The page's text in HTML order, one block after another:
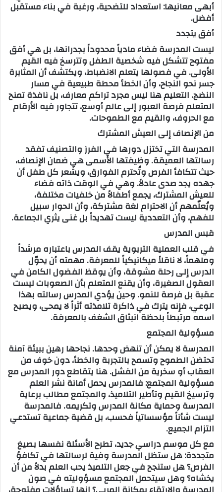
ا
أبهى معانيها: استعداد للتضحية، ورغبة في بناء مستقبل
أفضل.
أفق يتجدد
ليست المدرسة فضاء مادياً محدوداً بجدرانها، بل هي أفق
مفتوح تتشكل فيه شخصية الطفل وتترسخ فيه القيم
الأولى. في فصولها يتعلم الانضباط، ويكتشف أن المثابرة
جسر نحو النجاح، وأن الخطأ محطة طبيعية في مسار
النضج. التعليم هنا ليس مجرد تراكم معارف، بل نافذة تمنح
المتعلم فرصة العبور إلى عالم أوسع، تتجاور فيه الأرقام
مع الحروف، والقيم مع الطموحات.
من الإنصاف إلى العيش المشترك
المدرسة التي تختزل دورها في الفرز والتصنيف تفقد
رسالتها العميقة. وظيفتها الأسمى هي ضمان الإنصاف،
حيث تتكافأ الفرص وتُحترم الفوارق، ويشعر كل طفل أن
جهده يجد صدى عادلاً. وهي في الوقت ذاته فضاء
للعيش المشترك، يجمع أطفالاً من خلفيات مختلفة،
ويُعلّمهم أن الاحترام لغة مشتركة، وأن الحوار سبيل
للفهم، وأن التعددية ليست تهديداً بل غنى يثري الجماعة.
قبس المدرس
في قلب العملية التربوية يقف المدرس باعتباره مرشداً
وملهماً، لا ناقلاً ميكانيكياً للمعرفة. مهمته أن يحوّل
الدرس إلى رحلة مشوقة، وأن يوقظ الفضول الكامن في
العقول الصغيرة، وأن يقنع المتعلم بأن الصعوبات ليست
عقبة بل فرصة للنمو. وحين يؤدي المدرس رسالته بهذا
الوعي، فإنه يترك في ذاكرة تلامذته أثراً لا يمحى، ويصبح
اسمه مرتبطاً بلحظة انبثاق الشغف بالمعرفة.
مسؤولية المجتمع
المدرسة لا يمكن أن تنهض وحدها. نجاحها رهين ببيئة آمنة
تحتضن الطموح وتسمح بالتجربة والخطأ، دون خوف من
العقاب أو سخرية من الفشل. هنا يتقاطع دور المدرس مع
مسؤولية المجتمع: فالمدرس يحمل أمانة نشر العلم
وترسيخ القيم وتأطير التلاميذ، والمجتمع مطالب برعاية
المدرسة وحماية مكانة المدرس وتكريمه. فالمدرسة
ليست شأناً مؤسساتياً فحسب، بل قضية جماعية تستدعي
التزام الجميع.
مع كل موسم دراسي جديد، تطرح الأسئلة نفسها بصيغ
متجددة: هل ستظل المدرسة وفية لرسالتها في تكافؤ
الفرص؟ هل ستنجح في جعل التلميذ يحب العلم بدلاً من أن
يخشاه؟ وهل سيتحمل المجتمع مسؤوليته في صون